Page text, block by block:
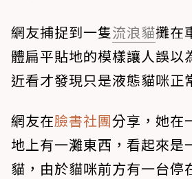
網友捕捉到一隻流浪貓攤在
體扁平貼地的模樣讓人誤以
近看才發現只是液態貓咪正
網友在臉書社團分享，她在
地上有一灘東西，看起來是
貓，由於貓咪前方有一台停